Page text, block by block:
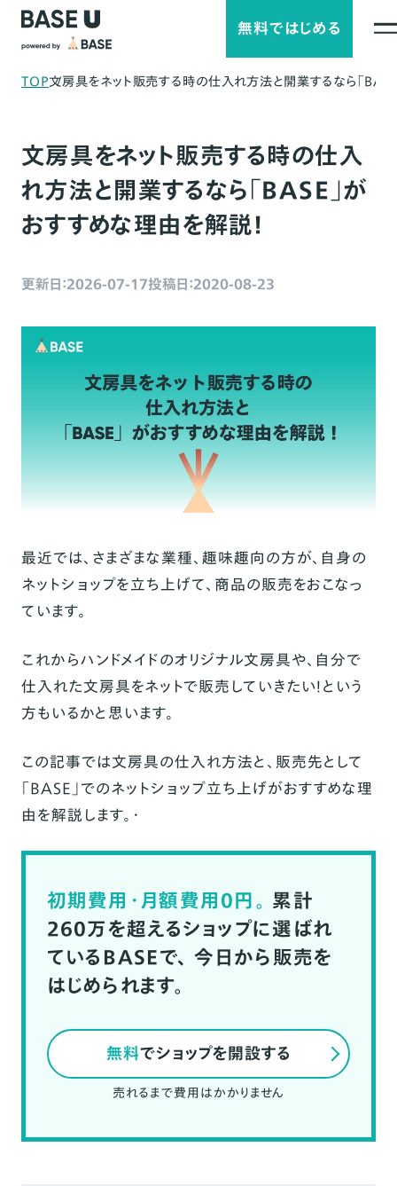
無料ではじめる
TOP文房具をネット販売する時の仕入れ方法と開業するなら「
文房具をネット販売する時の仕入
れ方法と開業するなら「BASE」が
おすすめな理由を解説！
更新日：2026-07-17投稿日：2020-08-23
最近では、さまざまな業種、趣味趣向の方が、自身の
ネットショップを立ち上げて、商品の販売をおこなっ
ています。
これからハンドメイドのオリジナル文房具や、自分で
仕入れた文房具をネットで販売していきたい！という
方もいるかと思います。
この記事では文房具の仕入れ方法と、販売先として
「BASE」でのネットショップ立ち上げがおすすめな理
由を解説します。・
初期費用・月額費用0円。 累計
260万を超えるショップに選ばれ
ているBASEで、 今日から販売を
はじめられます。
無料でショップを開設する
売れるまで費用はかかりません